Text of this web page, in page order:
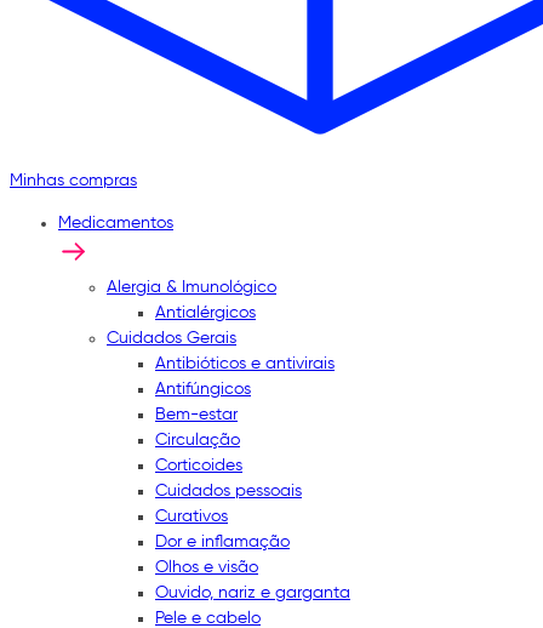
Minhas compras
Medicamentos
Alergia & Imunológico
Antialérgicos
Cuidados Gerais
Antibióticos e antivirais
Antifúngicos
Bem-estar
Circulação
Corticoides
Cuidados pessoais
Curativos
Dor e inflamação
Olhos e visão
Ouvido, nariz e garganta
Pele e cabelo